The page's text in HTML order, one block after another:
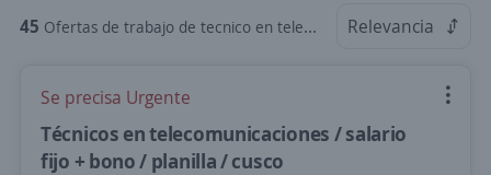
45 Ofertas de trabajo de tecnico en telecomunicaciones en cusco Relevancia
Se precisa Urgente
Técnicos en telecomunicaciones / salario
fijo + bono / planilla / cusco